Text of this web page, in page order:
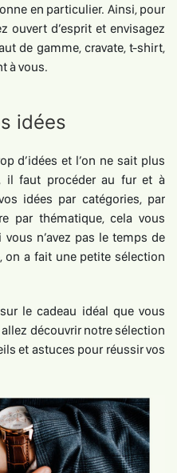
en particulier. Ainsi, pour
ouvert d’esprit et envisagez
de gamme, cravate, t-shirt,
à vous.
idées
d’idées et l’on ne sait plus
il faut procéder au fur et à
idées par catégories, par
par thématique, cela vous
n’avez pas le temps de
on a fait une petite sélection
le cadeau idéal que vous
découvrir notre sélection
et astuces pour réussir vos